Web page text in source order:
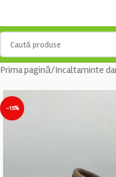
Prima pagină/Incaltaminte
-15%